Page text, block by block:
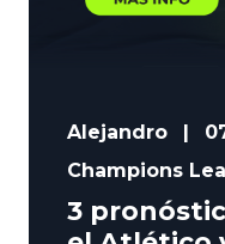
Alejandro |
Champions
3